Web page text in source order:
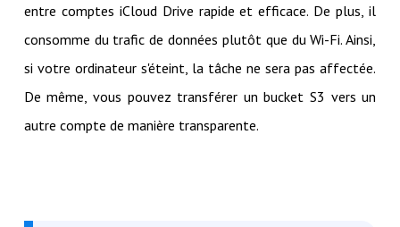
entre comptes iCloud Drive rapide et efficace. De plus, il
consomme du trafic de données plutôt que du Wi-Fi. Ainsi,
si votre ordinateur s'éteint, la tâche ne sera pas affectée.
De même, vous pouvez transférer un bucket S3 vers un
autre compte de manière transparente.